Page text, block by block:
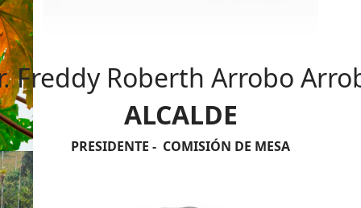
Freddy Roberth Arrobo
ALCALDE
PRESIDENTE - COMISIÓN DE MESA